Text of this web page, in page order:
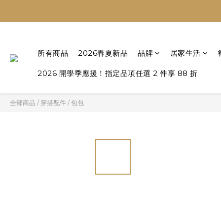
所有商品 2026春夏新品 品牌 居家生活
2026 開學季應援！指定品項任選 2 件享 88 折
全部商品 /穿搭配件/包包